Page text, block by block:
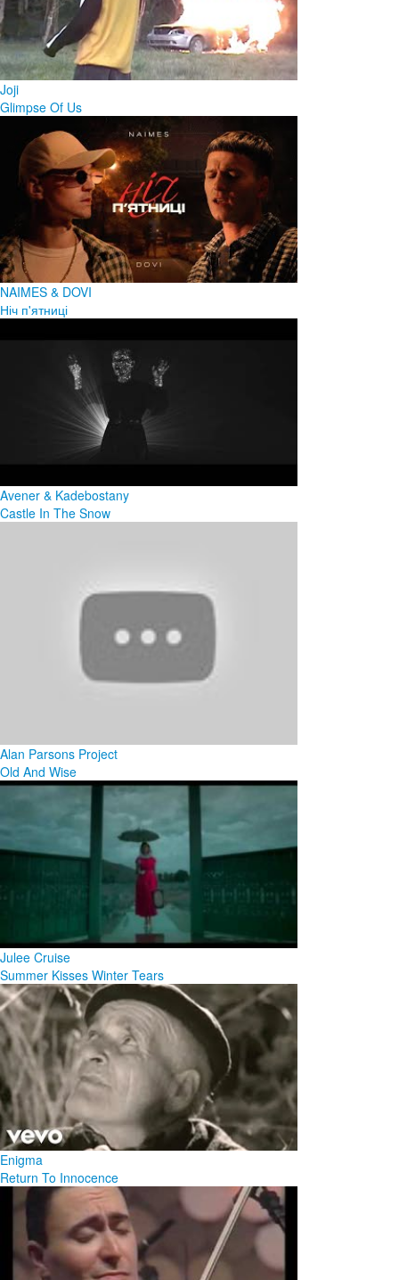
Joji
Glimpse Of Us
NAIMES & DOVI
Ніч п'ятниці
Avener & Kadebostany
Castle In The Snow
Alan Parsons Project
Old And Wise
Julee Cruise
Summer Kisses Winter Tears
Enigma
Return To Innocence